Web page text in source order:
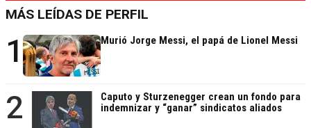
MÁS LEÍDAS DE PERFIL
1 Murió Jorge Messi, el papá de Lionel Messi
2
Caputo y Sturzenegger crean un fondo para
indemnizar y “ganar” sindicatos aliados